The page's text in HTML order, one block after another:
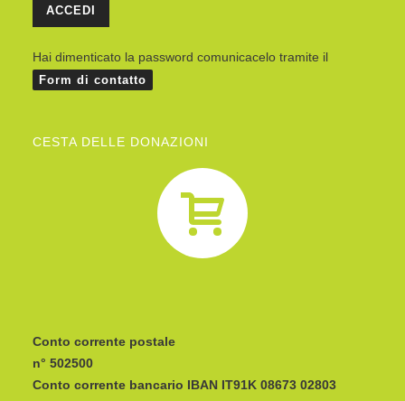
Hai dimenticato la password comunicacelo tramite il
Form di contatto
CESTA DELLE DONAZIONI
Conto corrente postale
n° 502500
Conto corrente bancario IBAN